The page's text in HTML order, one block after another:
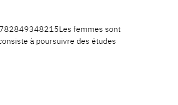
femmes sont
à poursuivre des études